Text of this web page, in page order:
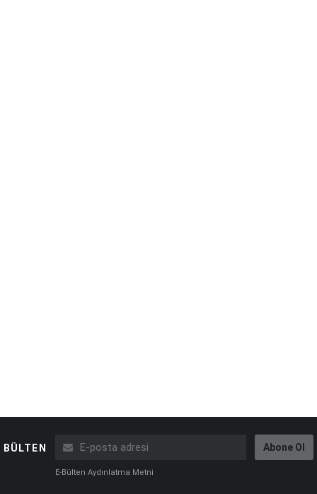
BÜLTEN Abone Ol
E-Bülten Aydınlatma Metni